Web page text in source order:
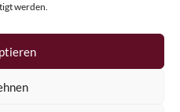
werden.
Paeonies. Rottaler